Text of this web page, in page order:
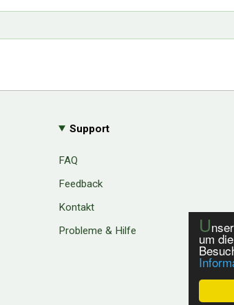
U
um
Support
FAQ
Feedback
Kontakt
Probleme & Hilfe